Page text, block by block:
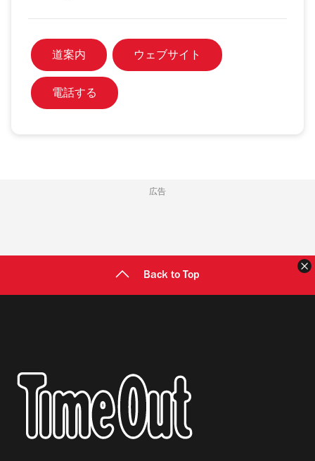
道案内 ウェブサイト
電話する
広告
Back to Top